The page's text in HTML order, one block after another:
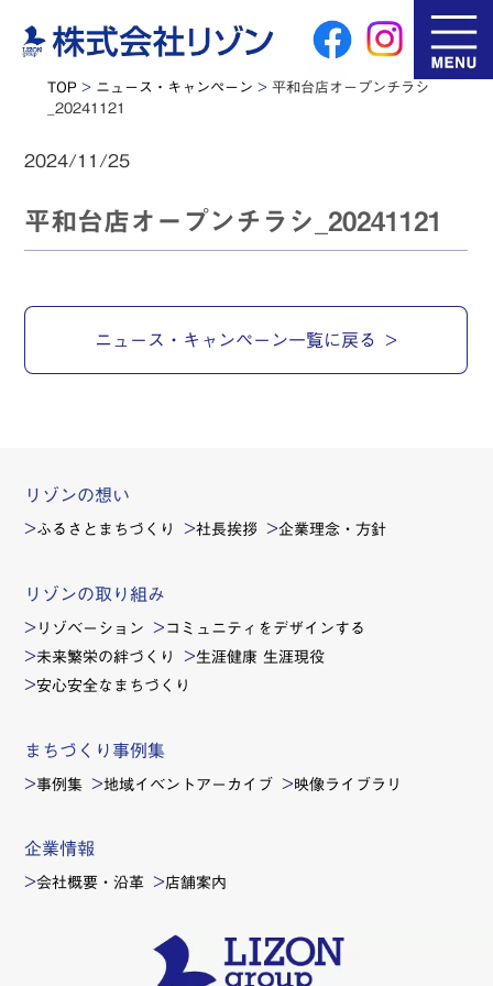
TOP > ニュース・キャンペーン >平和台店オープンチラシ
_20241121
2024/11/25
平和台店オープンチラシ_20241121
ニュース・キャンペーン一覧に戻る
リゾンの想い
ふるさとまちづくり 社長挨拶 企業理念・方針
リゾンの取り組み
リゾベーション コミュニティをデザインする
未来繁栄の絆づくり 生涯健康 生涯現役
安心安全なまちづくり
まちづくり事例集
事例集 地域イベントアーカイブ 映像ライブラリ
企業情報
会社概要・沿革 店舗案内